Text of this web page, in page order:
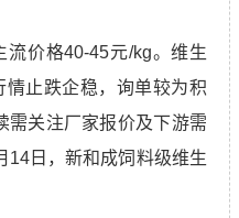
流价格40-45元/kg。维生
止跌企稳，询单较为积
需关注厂家报价及下游需
14日，新和成饲料级维生